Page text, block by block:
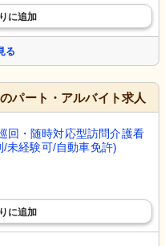
に追加
る
パート・アルバイト求人
回・随時対応型訪問介護看
未経験可/自動車免許)
に追加